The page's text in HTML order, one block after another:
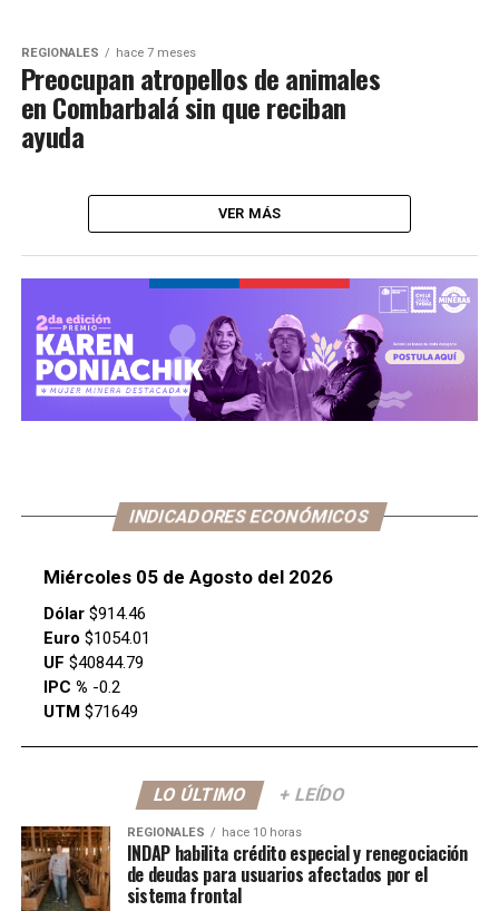
REGIONALES hace 7 meses
Preocupan atropellos de animales
en Combarbalá sin que reciban
ayuda
VER MÁS
INDICADORES ECONÓMICOS
Miércoles 05 de Agosto del 2026
Dólar$914.46
Euro $1054.01
UF $40844.79
IPC % -0.2
UTM $71649
LO ÚLTIMO + LEÍDO
REGIONALES hace 10 horas
INDAP habilita crédito especial y renegociación
de deudas para usuarios afectados por el
sistema frontal